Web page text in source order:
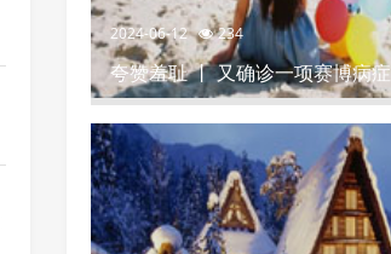
2024-06-12 234
夸赞羞耻 丨 又确诊一项赛博病症